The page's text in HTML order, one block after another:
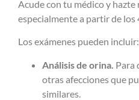
Acude con tu médico y
especialmente a partir de los
Los exámenes pueden incluir:
Análisis de orina. Para
otras afecciones que
similares.